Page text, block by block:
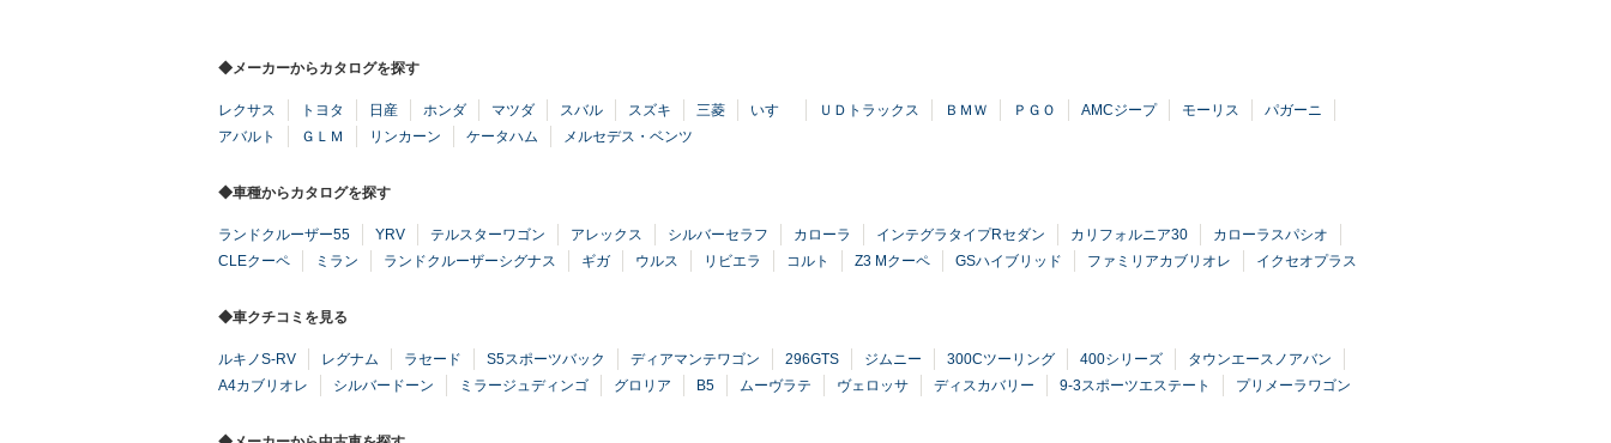
◆メーカーからカタログを探す
レクサス トヨタ 日産 ホンダ マツダ スバル スズキ 三菱 いすゞ ＵＤトラックス ＢＭＷ ＰＧＯ AMCジープ モーリス
パガーニ
アバルト
ＧＬＭ リンカーン ケータハム メルセデス・ベンツ
◆車種からカタログを探す
ランドクルーザー55 YRV テルスターワゴン アレックス シルバーセラフ カローラ インテグラタイプRセダン カリフォルニア30
カローラスパシオ
CLEクーペ
ミラン ランドクルーザーシグナス ギガ ウルス リビエラ コルト Z3 Mクーペ GSハイブリッド ファミリアカブリオレ イクセオプラス
◆車クチコミを見る
ルキノS-RV レグナム ラセード S5スポーツバック ディアマンテワゴン 296GTS ジムニー 300Cツーリング 400シリーズ
タウンエースノアバン
A4カブリオレ
シルバードーン ミラージュディンゴ グロリア B5 ムーヴラテ ヴェロッサ ディスカバリー 9-3スポーツエステート プリメーラワゴン